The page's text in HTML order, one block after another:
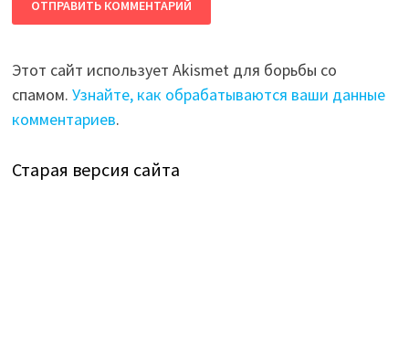
Этот сайт использует Akismet для борьбы со
спамом.Узнайте, как обрабатываются ваши данные
комментариев.
Старая версия сайта